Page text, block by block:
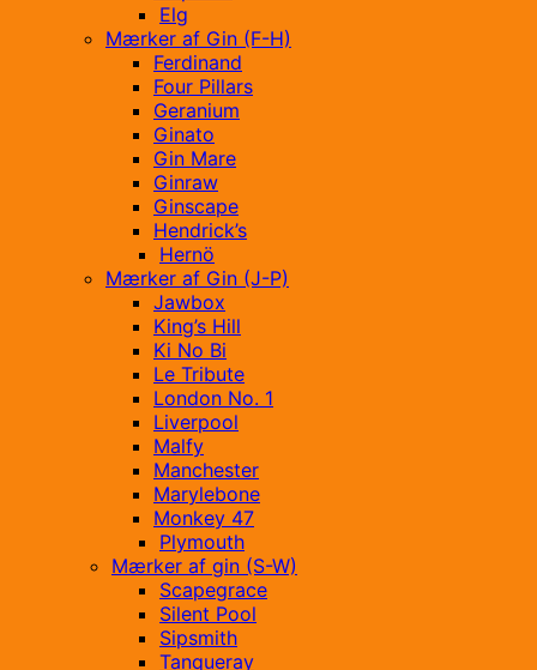
Elg
Mærker af Gin (F-H)
Ferdinand
Four Pillars
Geranium
Ginato
Gin Mare
Ginraw
Ginscape
Hendrick’s
Hernö
Mærker af Gin (J-P)
Jawbox
King’s Hill
Ki No Bi
Le Tribute
London No. 1
Liverpool
Malfy
Manchester
Marylebone
Monkey 47
Plymouth
Mærker af gin (S-W)
Scapegrace
Silent Pool
Sipsmith
Tanqueray